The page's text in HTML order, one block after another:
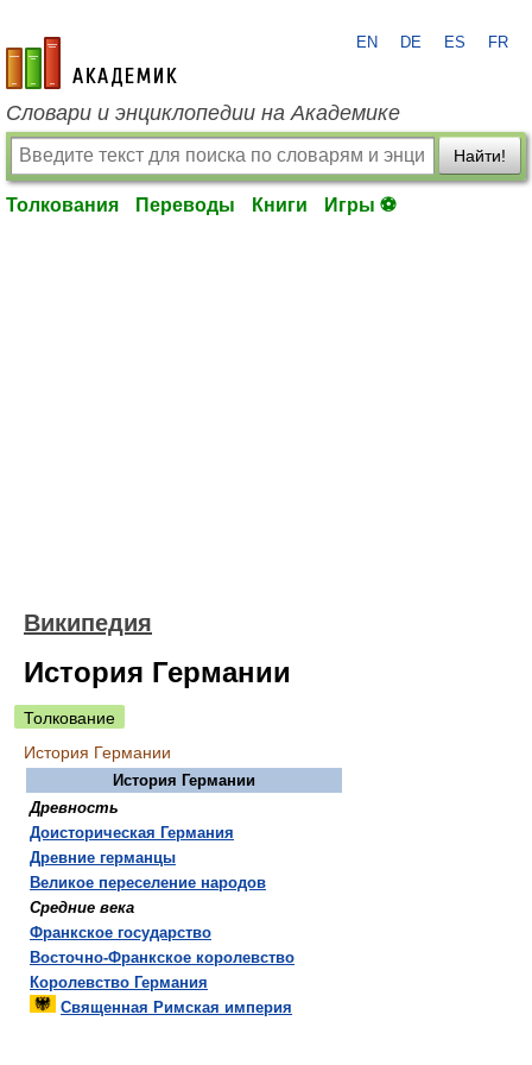
academic.ru
EN DE ES FR
Словари и энциклопедии на Академике
Найти!
Толкования Переводы Книги Игры ⚽
Википедия
История Германии
Толкование
История Германии
История Германии
Древность
Доисторическая Германия
Древние германцы
Великое переселение народов
Средние века
Франкское государство
Восточно-Франкское королевство
Королевство Германия
Священная Римская империя